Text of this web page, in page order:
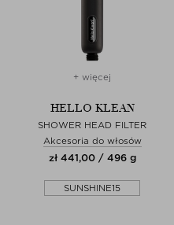
+ więcej
HELLO KLEAN
SHOWER HEAD FILTER
Akcesoria do włosów
zł 441,00 / 496 g
SUNSHINE15